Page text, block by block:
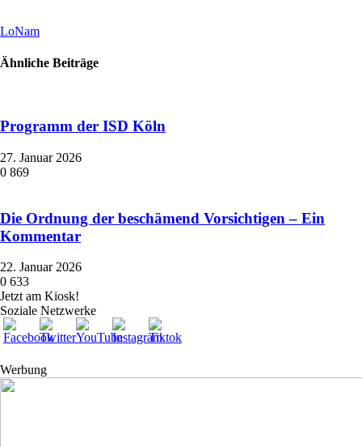
LoNam
Ähnliche Beiträge
Programm der ISD Köln
27. Januar 2026
0 869
Die Ordnung der beschämend Vorsichtigen – Ein
Kommentar
22. Januar 2026
0 633
Jetzt am Kiosk!
Soziale Netzwerke
Werbung